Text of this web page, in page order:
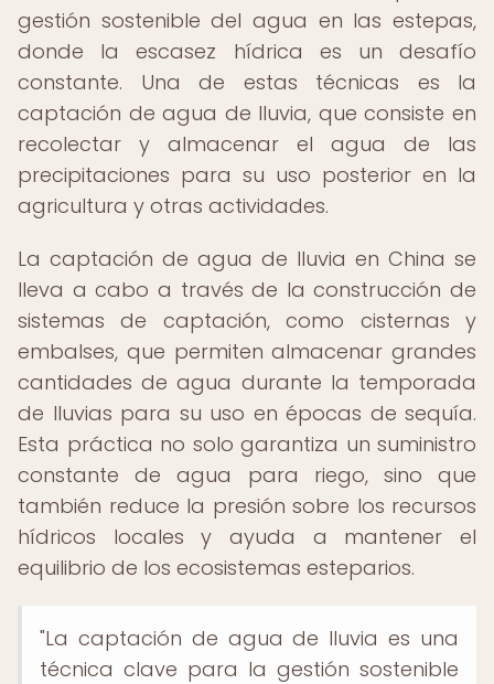
gestión sostenible del agua en las estepas,
donde la escasez hídrica es un desafío
constante. Una de estas técnicas es la
captación de agua de lluvia, que consiste en
recolectar y almacenar el agua de las
precipitaciones para su uso posterior en la
agricultura y otras actividades.
La captación de agua de lluvia en China se
lleva a cabo a través de la construcción de
sistemas de captación, como cisternas y
embalses, que permiten almacenar grandes
cantidades de agua durante la temporada
de lluvias para su uso en épocas de sequía.
Esta práctica no solo garantiza un suministro
constante de agua para riego, sino que
también reduce la presión sobre los recursos
hídricos locales y ayuda a mantener el
equilibrio de los ecosistemas esteparios.
"La captación de agua de lluvia es una
técnica clave para la gestión sostenible